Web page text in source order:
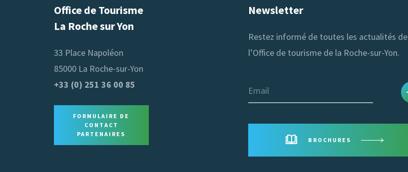
Office de Tourisme
La Roche sur Yon
33 Place Napoléon
85000 La Roche-sur-Yon
+33 (0) 251 36 00 85
FORMULAIRE DE
CONTACT
PARTENAIRES
Newsletter
Restez informé de toutes les actualités de
l’Office de tourisme de la Roche-sur-Yon.
Email
BROCHURES